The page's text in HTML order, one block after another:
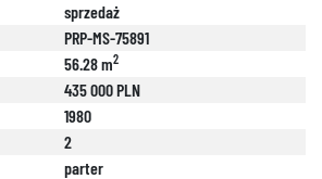
sprzedaż
PRP-MS-75891
56.28 m2
435 000 PLN
1980
2
parter